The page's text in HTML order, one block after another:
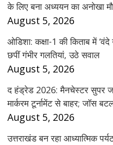
के लिए बना अध्ययन का अनोखा
August 5, 2026
ओडिशा: कक्षा-1 की किताब में
छपीं गंभीर गलतियां, उठे सवाल
August 5, 2026
द हंड्रेड 2026: मैनचेस्टर सुपर
मार्करम टूर्नामेंट से बाहर; जॉस
August 5, 2026
उत्तराखंड बन रहा आध्यात्मिक